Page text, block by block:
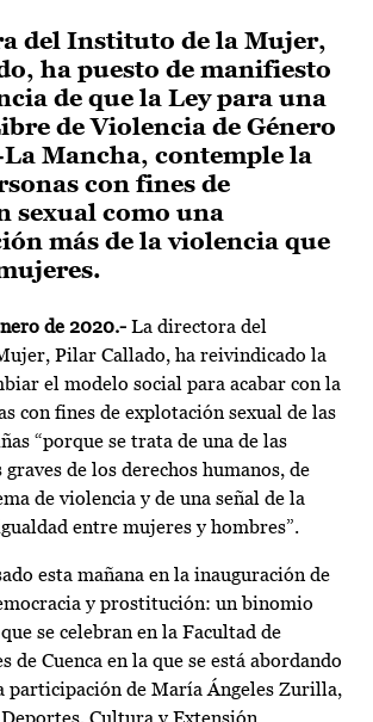
del Instituto de la Mujer,
ha puesto de manifiesto
de que la Ley para una
de Violencia de Género
Mancha, contemple la
con fines de
sexual como una
más de la violencia que
de 2020.- La directora del
Pilar Callado, ha reivindicado la
el modelo social para acabar con la
con fines de explotación sexual de las
“porque se trata de una de las
de los derechos humanos, de
de violencia y de una señal de la
entre mujeres y hombres”.
esta mañana en la inauguración de
y prostitución: un binomio
se celebran en la Facultad de
de Cuenca en la que se está abordando
participación de María Ángeles Zurilla,